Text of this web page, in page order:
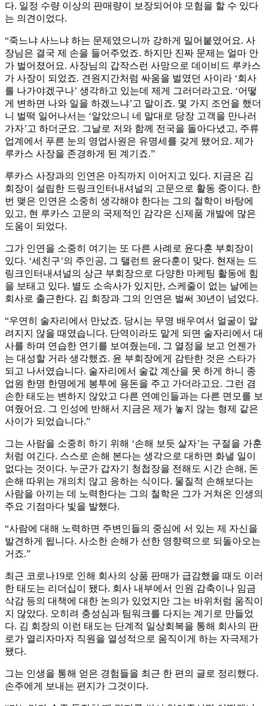
다. 일정 수량 이상의 판매량이 보장되어야 모험을 할 수 있다
는 의견이었다.
“죽느냐 사느냐 하는 문제였으니까 강하게 밀어붙였어요. 사
장님은 결국 제 손을 들어주었죠. 하지만 진짜 문제는 얼마 안
가 벌어졌어요. 사장님의 갑작스런 사망으로 데이비드 루카스
가 사장이 되었죠. 견원지간처럼 싸움을 벌였던 사이라 ‘회사
를 나가야겠구나’ 생각하고 있는데 제게 그러더라고요. ‘어떻
게 변하면 나와 일을 하겠느냐’고 말이죠. 몇 가지 조언을 했더
니 벌떡 일어나서는 ‘알았으니 네 말대로 당장 고객을 만나러
가자’고 하더군요. 그날로 저와 함께 전국을 돌아다녔고, 주류
업계에서 푸른 눈의 영업사원은 유명세를 갖게 됐어요. 제가
루카스 사장을 존경하게 된 계기죠.”
루카스 사장과의 인연은 아직까지 이어지고 있다. 지금은 김
회장이 설립한 드링크인터내셔널의 고문으로 활동 중이다. 한
번 맺은 인연은 소중히 생각해야 한다는 그의 철학이 바탕에
있고, 현 루카스 고문의 국제적인 감각은 신제품 개발에 많은
도움이 되었다.
그가 인연을 소중히 여기는 또 다른 사례로 윤다훈 부회장이
있다. ‘세친구’의 주인공, 그 탤런트 윤다훈이 맞다. 현재는 드
링크인터내셔널의 상근 부회장으로 다양한 마케팅 활동에 힘
을 보태고 있다. 별도 소속사가 있지만, 스케줄이 없는 날에는
회사로 출근한다. 김 회장과 그의 인연은 벌써 30년이 넘었다.
“우연히 술자리에서 만났죠. 당시는 무명 배우여서 얼굴이 알
려지지 않을 때였습니다. 단역이라도 맡게 되면 술자리에서 대
사를 하며 연습한 연기를 보여줬는데, 그 열정을 보고 언젠가
는 대성할 거라 생각했죠. 윤 부회장에게 감탄한 것은 스타가
되고 나서였습니다. 술자리에서 술값 계산을 못 하게 하니 종
업원 한명 한명에게 봉투에 용돈을 주고 가더라고요. 그런 겸
손한 태도는 변하지 않았고 다른 연예인들과는 다른 면모를 보
여줬어요. 그 인성에 반해서 지금은 제가 놓지 않는 형제 같은
사이가 되었습니다.”
그는 사람을 소중히 하기 위해 ‘손해 보듯 살자’는 구절을 가훈
처럼 여긴다. 스스로 손해 본다는 생각으로 대하면 화낼 일이
없다는 것이다. 누군가 갑자기 청첩장을 전해도 시간 손해, 돈
손해 따위는 개의치 않고 응하는 식이다. 물질적 손해보다는
사람을 아끼는 데 노력한다는 그의 철학은 그가 거쳐온 인생의
주요 기점마다 빛을 발했다.
“사람에 대해 노력하면 주변인들의 중심에 서 있는 제 자신을
발견하게 됩니다. 사소한 손해가 선한 영향력으로 되돌아오는
거죠.”
최근 코로나19로 인해 회사의 상품 판매가 급감했을 때도 이러
한 태도는 리더십이 됐다. 회사 내부에서 인원 감축이나 임금
삭감 등의 대책에 대한 논의가 있었지만 그는 바위처럼 움직이
지 않았다. 오히려 충성심과 팀워크를 다지는 계기로 만들었
다. 김 회장의 이런 태도는 단계적 일상회복을 통해 회사의 판
로가 열리자마자 직원을 열성적으로 움직이게 하는 자극제가
됐다.
그는 인생을 통해 얻은 경험들을 최근 한 편의 글로 정리했다.
손주에게 보내는 편지가 그것이다.